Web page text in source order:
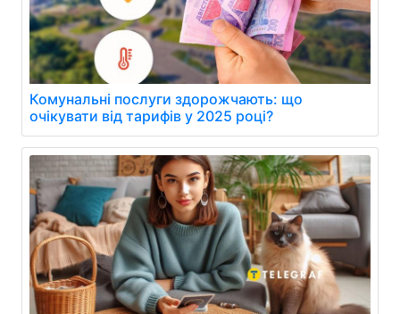
Комунальні послуги здорожчають: що
очікувати від тарифів у 2025 році?